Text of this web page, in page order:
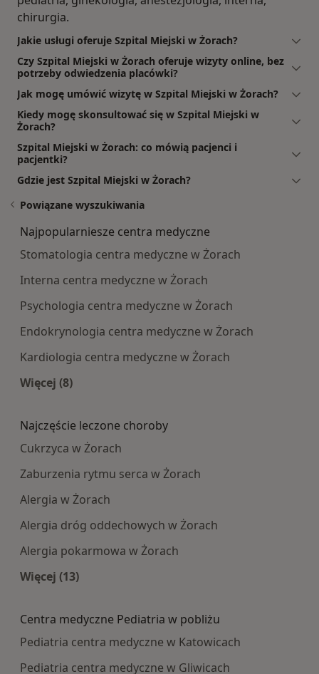
chirurgia.
Jakie usługi oferuje Szpital Miejski w Żorach?
Czy Szpital Miejski w Żorach oferuje wizyty online, bez
potrzeby odwiedzenia placówki?
Jak mogę umówić wizytę w Szpital Miejski w Żorach?
Kiedy mogę skonsultować się w Szpital Miejski w
Żorach?
Szpital Miejski w Żorach: co mówią pacjenci i
pacjentki?
Gdzie jest Szpital Miejski w Żorach?
Powiązane wyszukiwania
Najpopularniesze centra medyczne
Stomatologia centra medyczne w Żorach
Interna centra medyczne w Żorach
Psychologia centra medyczne w Żorach
Endokrynologia centra medyczne w Żorach
Kardiologia centra medyczne w Żorach
Więcej (8)
Najczęście leczone choroby
Cukrzyca w Żorach
Zaburzenia rytmu serca w Żorach
Alergia w Żorach
Alergia dróg oddechowych w Żorach
Alergia pokarmowa w Żorach
Więcej (13)
Centra medyczne Pediatria w pobliżu
Pediatria centra medyczne w Katowicach
Pediatria centra medyczne w Gliwicach